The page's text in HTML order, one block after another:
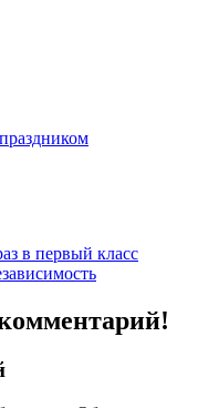
в первый класс